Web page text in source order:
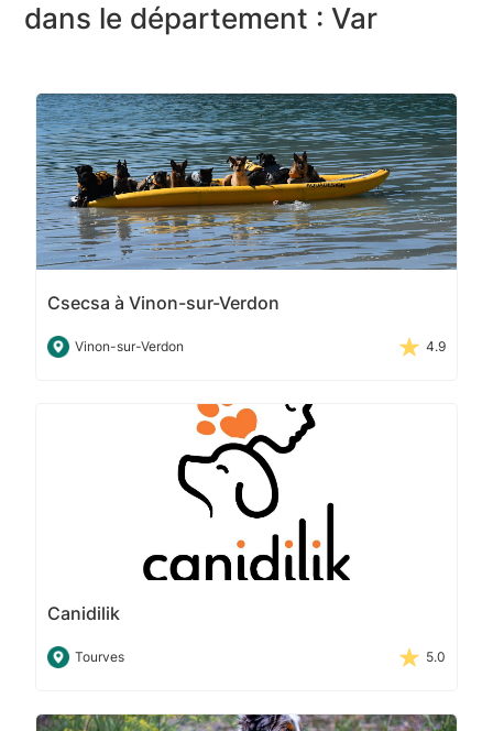
dans le département : Var
Csecsa à Vinon-sur-Verdon
Vinon-sur-Verdon 4.9
Canidilik
Tourves 5.0